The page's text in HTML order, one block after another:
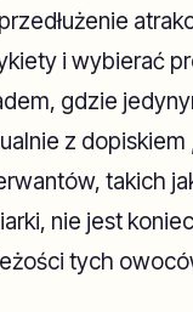
i wybierać
gdzie
z dopiskiem
takich
nie jest
tych